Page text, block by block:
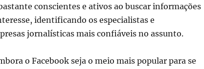
conscientes e ativos ao buscar informações
identificando os especialistas e
jornalísticas mais confiáveis no assunto.
o Facebook seja o meio mais popular para se